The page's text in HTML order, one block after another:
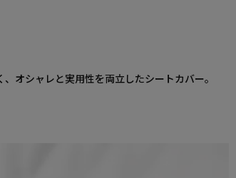
オシャレと実用性を両立したシートカバー。